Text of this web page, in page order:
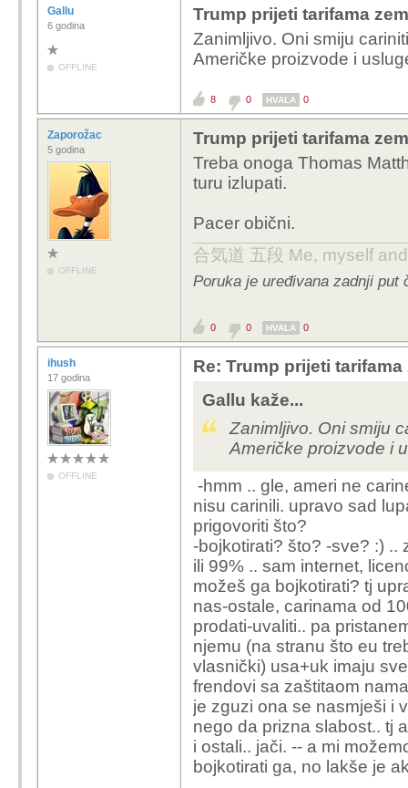
Gallu
6 godina
OFFLINE
Trump prijeti tarifama
Zanimljivo. Oni smiju
Američke proizvode i
8 0 HVALA 0
Zaporožac
5 godina
OFFLINE
Trump prijeti tarifama
Treba onoga Thomas
turu izlupati.
Pacer obični.
合気道 五段 Me, myself
Poruka je uređivana zadnji put
0 0 HVALA 0
ihush
17 godina
OFFLINE
Re: Trump prijeti
Gallu kaže...
Zanimljivo. Oni smiju
Američke proizvode i
-hmm .. gle, ameri ne
nisu carinili. upravo sad
prigovoriti što?
-bojkotirati? što? -sve? :)
ili 99% .. sam internet,
možeš ga bojkotirati? tj
nas-ostale, carinama od
prodati-uvaliti.. pa
njemu (na stranu što eu
vlasnički) usa+uk imaju
frendovi sa zaštitaom
je zguzi ona se nasmješi i
nego da prizna slabost.. tj
i ostali.. jači. -- a mi
bojkotirati ga, no lakše je